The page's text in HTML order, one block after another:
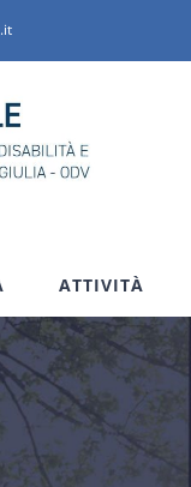
ATTIVITÀ